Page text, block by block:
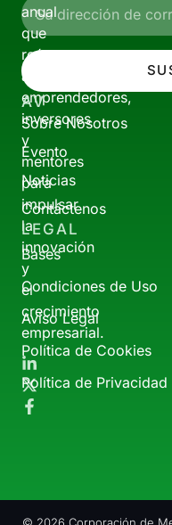
anual
que
reúne
a
emprendedores,
inversores
y
mentores
para
impulsar
la
innovación
y
el
crecimiento
empresarial.
AV
Sobre Nosotros
Evento
Noticias
Contáctenos
LEGAL
Bases
Condiciones de Uso
Aviso Legal
Política de Cookies
Política de Privacidad